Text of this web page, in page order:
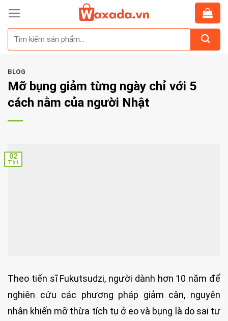
Skip
content
BLOG
Mỡ bụng giảm từng ngày chỉ với 5
cách nằm của người Nhật
02
Th1
Theo tiến sĩ Fukutsudzi, người dành hơn 10 năm để
nghiên cứu các phương pháp giảm cân, nguyên
nhân khiến mỡ thừa tích tụ ở eo và bụng là do sai tư